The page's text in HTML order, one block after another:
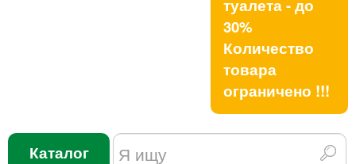
туалета - до
30%
Количество
товара
ограничено !!!
Каталог